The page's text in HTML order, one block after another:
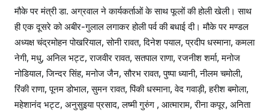
मौके पर मंत्री डा. अग्रवाल ने कार्यकर्ताओं के साथ फूलों की होली खेली। साथ
ही एक दूसरे को अबीर-गुलाल लगाकर होली पर्व की बधाई दी। मौके पर मण्डल
अध्यक्ष चंद्रमोहन पोखरियाल, सोनी रावत, दिनेश पयाल, प्रदीप धस्माना, कमला
नेगी, मधु, अनिल भट्ट, राजवीर रावत, सतपाल राणा, रजनीश शर्मा, मनोज
नोडियाल, जिन्दर सिंह, मनोज जैन, सौरभ रावत, पुष्पा ध्यानी, नीलम चमोली,
रिंकी राणा, पूनम डोभाल, सुमन रावत, पिंकी धस्माना, वेद गवाड़ी, हरीश बमोला,
महेशानंद भट्ट, अनुसुइया प्रसाद, लष्मी गुरुंग , आत्माराम, रीना कपूर, अनिता